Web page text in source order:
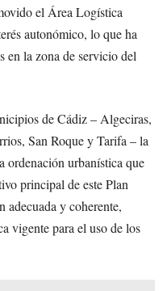
el Área Logística
autonómico, lo que ha
en la zona de servicio del
de Cádiz – Algeciras,
San Roque y Tarifa – la
ordenación urbanística que
principal de este Plan
adecuada y coherente,
vigente para el uso de los